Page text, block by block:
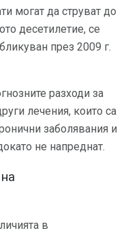
могат да струват до
десетилетие, се
през 2009 г.
разходи за
лечения, които са
заболявания и
не напреднат.
в